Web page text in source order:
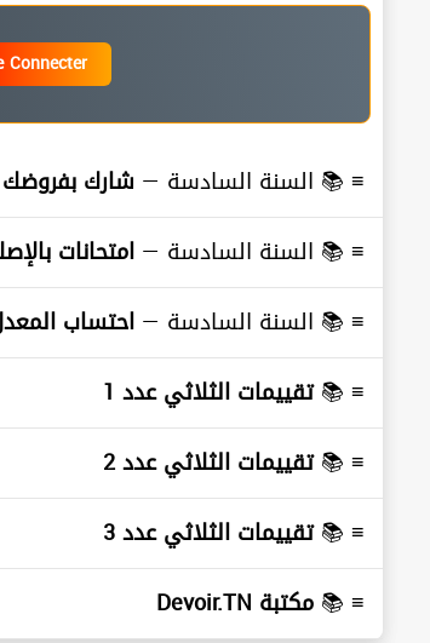
Connecter
≡ 📚 السنة السادسة — شارك
≡ 📚 السنة السادسة — امتحانات
≡ 📚 السنة السادسة — احتساب المعدل 2026/
≡ 📚تقييمات الثلاثي عدد 1
≡ 📚تقييمات الثلاثي عدد 2
≡ 📚تقييمات الثلاثي عدد 3
≡ 📚مكتبة Devoir.TN